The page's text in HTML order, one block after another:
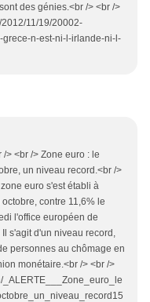
des génies.<br /> <br />
11/19/20002-
grece-n-est-ni-l-irlande-ni-l-
> <br /> Zone euro : le
un niveau record.<br />
euro s'est établi à
contre 11,6% le
l'office européen de
s'agit d'un niveau record,
personnes au chômage en
monétaire.<br /> <br />
_ALERTE___Zone_euro_le